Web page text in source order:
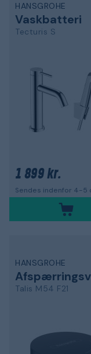
HANSGROHE
Vaskbatteri
Tecturis S
1 899 kr.
Sendes indenfor 4-5
HANSGROHE
Talis M54 F21